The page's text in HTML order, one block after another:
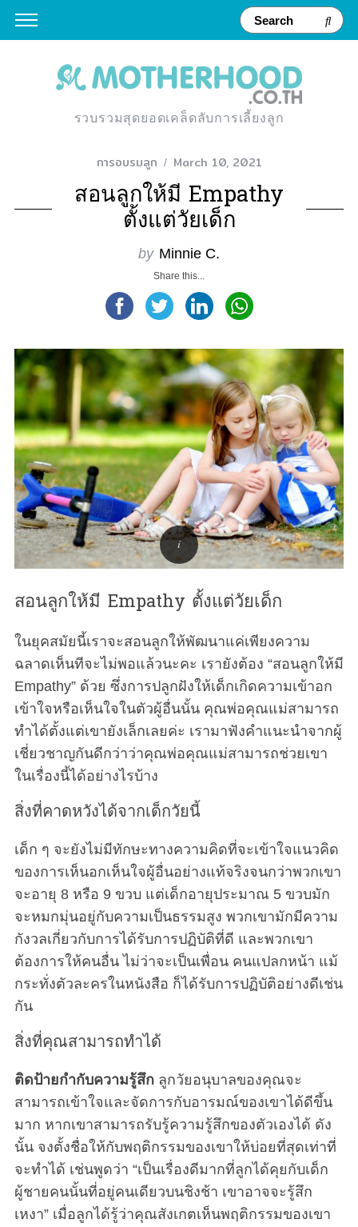
รวบรวมสุดยอดเคล็ดลับการเลี้ยงลูก
การอบรมลูก March 10, 2021
สอนลูกให้มี Empathy
ตั้งแต่วัยเด็ก
by Minnie C.
Share this...
สอนลูกให้มี Empathy ตั้งแต่วัยเด็ก
ในยุคสมัยนี้เราจะสอนลูกให้พัฒนาแค่เพียงความ
ฉลาดเห็นทีจะไม่พอแล้วนะคะ เรายังต้อง “สอนลูกให้มี
Empathy” ด้วย ซึ่งการปลูกฝังให้เด็กเกิดความเข้าอก
เข้าใจหรือเห็นใจในตัวผู้อื่นนั้น คุณพ่อคุณแม่สามารถ
ทำได้ตั้งแต่เขายังเล็กเลยค่ะ เรามาฟังคำแนะนำจากผู้
เชี่ยวชาญกันดีกว่าว่าคุณพ่อคุณแม่สามารถช่วยเขา
ในเรื่องนี้ได้อย่างไรบ้าง
สิ่งที่คาดหวังได้จากเด็กวัยนี้
เด็ก ๆ จะยังไม่มีทักษะทางความคิดที่จะเข้าใจแนวคิด
ของการเห็นอกเห็นใจผู้อื่นอย่างแท้จริงจนกว่าพวกเขา
จะอายุ 8 หรือ 9 ขวบ แต่เด็กอายุประมาณ 5 ขวบมัก
จะหมกมุ่นอยู่กับความเป็นธรรมสูง พวกเขามักมีความ
กังวลเกี่ยวกับการได้รับการปฏิบัติที่ดี และพวกเขา
ต้องการให้คนอื่น ไม่ว่าจะเป็นเพื่อน คนแปลกหน้า แม้
กระทั่งตัวละครในหนังสือ ก็ได้รับการปฏิบัติอย่างดีเช่น
กัน
สิ่งที่คุณสามารถทำได้
ติดป้ายกำกับความรู้สึกลูกวัยอนุบาลของคุณจะ
สามารถเข้าใจและจัดการกับอารมณ์ของเขาได้ดีขึ้น
มาก หากเขาสามารถรับรู้ความรู้สึกของตัวเองได้ ดัง
นั้น จงตั้งชื่อให้กับพฤติกรรมของเขาให้บ่อยที่สุดเท่าที่
จะทำได้ เช่นพูดว่า “เป็นเรื่องดีมากที่ลูกได้คุยกับเด็ก
ผู้ชายคนนั้นที่อยู่คนเดียวบนชิงช้า เขาอาจจะรู้สึก
เหงา” เมื่อลูกได้รู้ว่าคุณสังเกตเห็นพฤติกรรมของเขา